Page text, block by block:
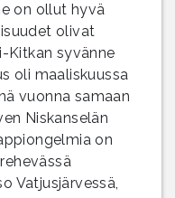
on ollut hyvä
olivat
Kitkan syvänne
oli maaliskuussa
vuonna samaan
Niskanselän
on
Vatjusjärvessä,